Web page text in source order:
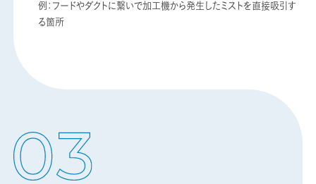
例：フードやダクトに繋いで加工機から発生したミストを直接吸引す
る箇所